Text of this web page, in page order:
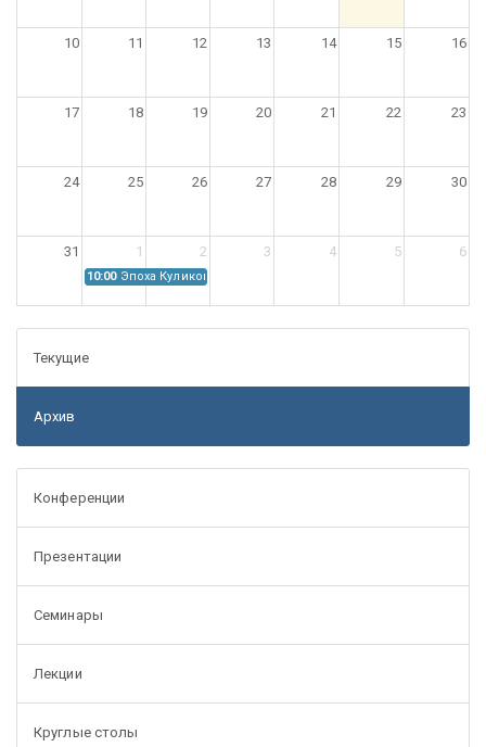
10 11 12 13 14 15 16
17 18 19 20 21 22 23
24 25 26 27 28 29 30
31 1 2 3 4 5 6
10:00 Эпоха Куликовской битвы: Проблемы источниковедения
Текущие
Архив
Конференции
Презентации
Семинары
Лекции
Круглые столы